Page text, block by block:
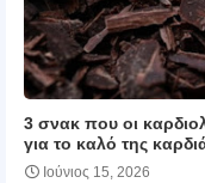
3 σνακ που οι
για το καλό της
Ιούνιος 15, 2026